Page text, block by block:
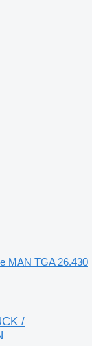
MAN TGA 26.430
/